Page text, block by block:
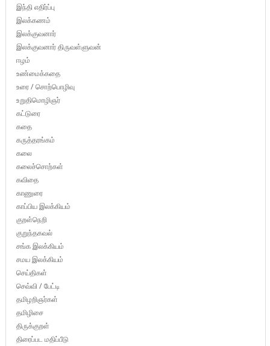
இந்தி எதிர்ப்பு
இலக்கணம்
இலக்குவனார்
இலக்குவனார் திருவள்ளுவன்
ஈழம்
உண்மைக்கதை
உரை / சொற்பொழிவு
உறுதிமொழிஞர்
கட்டுரை
கதை
கருத்தரங்கம்
கலை
கலைச்சொற்கள்
கவிதை
காணுரை
காப்பிய இலக்கியம்
குறள்நெறி
குறுந்தகவல்
சங்க இலக்கியம்
சமய இலக்கியம்
செய்திகள்
செவ்வி / பேட்டி
தமிழறிஞர்கள்
தமிழிசை
திருக்குறள்
திரைப்பட மதிப்பீடு